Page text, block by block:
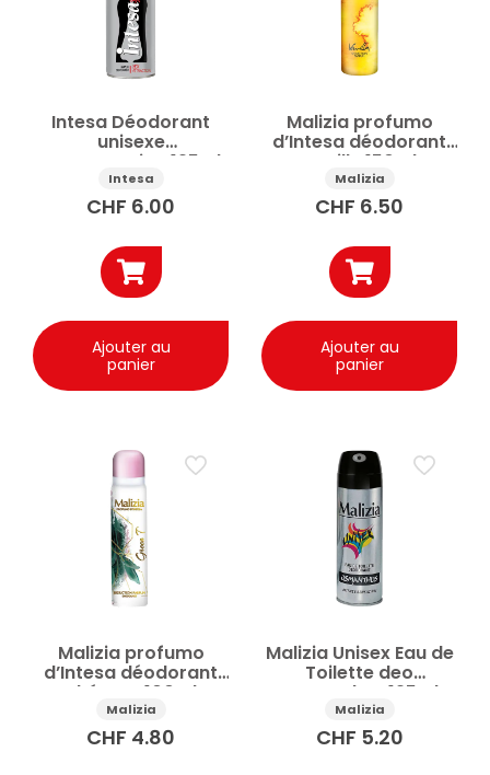
Intesa Déodorant
unisexe
Sexattraction 125ml
Intesa
CHF 6.00
Ajouter au
panier
Malizia profumo
d’Intesa déodorant
Vanille 150ml
Malizia
CHF 6.50
Ajouter au
panier
Malizia profumo
d’Intesa déodorant
Thé vert 100ml
Malizia
CHF 4.80
Malizia Unisex Eau de
Toilette deo
Osmanthus 125ml
Malizia
CHF 5.20